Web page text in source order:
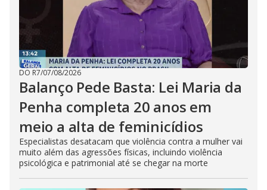
DO R7/07/08/2026
Balanço Pede Basta: Lei Maria da
Penha completa 20 anos em
meio a alta de feminicídios
Especialistas desatacam que violência contra a mulher vai
muito além das agressões físicas, incluindo violência
psicológica e patrimonial até se chegar na morte